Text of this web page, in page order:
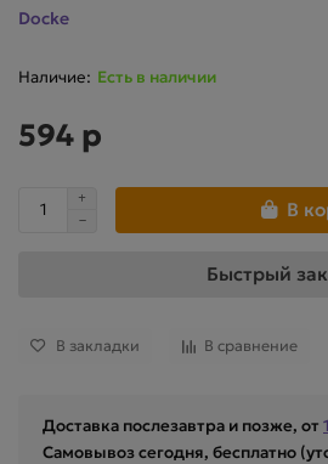
Docke
Есть в наличии
594 р
В
Быстрый
В закладки В сравнение
Доставка послезавтра и позже, от
Самовывоз сегодня, бесплатно